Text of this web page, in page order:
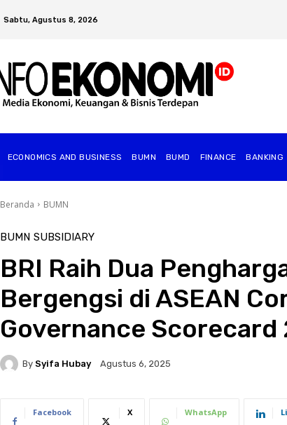
Sabtu, Agustus 8, 2026
ECONOMICS AND BUSINESS BUMN BUMD FINANCE BANKING
Beranda BUMN
BUMN SUBSIDIARY
BRI Raih Dua
Bergengsi di ASEAN
Governance Scorecard
By Syifa Hubay Agustus 6, 2025
Facebook X WhatsApp